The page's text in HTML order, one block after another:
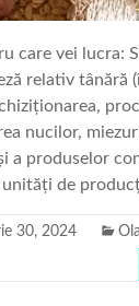
care vei lucra:
relativ tânără
nucilor,
a produselor
de
30, 2024